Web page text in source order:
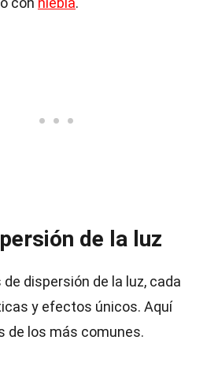
de la luz
dispersión de la luz, cada
y efectos únicos. Aquí
de los más comunes.